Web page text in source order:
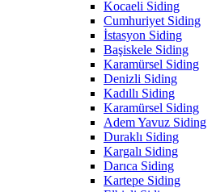
Kocaeli Siding
Cumhuriyet Siding
İstasyon Siding
Başiskele Siding
Karamürsel Siding
Denizli Siding
Kadıllı Siding
Karamürsel Siding
Adem Yavuz Siding
Duraklı Siding
Kargalı Siding
Darıca Siding
Kartepe Siding